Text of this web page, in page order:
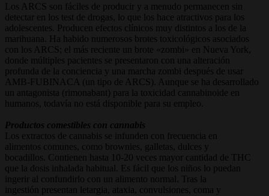
Los ARCS son fáciles de producir y a menudo permanecen sin
detectar en los test de drogas, lo que los hace atractivos para los
adolescentes. Producen efectos clínicos muy distintos a los de la
marihuana. Ha habido numerosos brotes toxicológicos asociados
con los ARCS; el más reciente un brote «zombi» en Nueva York,
donde múltiples pacientes se presentaron con una alteración
profunda de la conciencia y una marcha zombi después de usar
AMB-FUBINACA (un tipo de ARCS). Aunque se ha desarrollado
un antagonista (rimonabant) para la toxicidad cannabinoide en
humanos, todavía no está disponible para su empleo.
Productos comestibles con cannabis
Los extractos de cannabis se infunden con frecuencia en
alimentos comunes, como brownies, galletas, dulces y
bocadillos. Contienen hasta 10-20 veces mayor cantidad de THC
que la dosis inhalada habitual. Es fácil que los niños lo puedan
ingerir al confundirlo con un alimento normal. Tras la
ingestión presentan letargia, ataxia, convulsiones, coma y